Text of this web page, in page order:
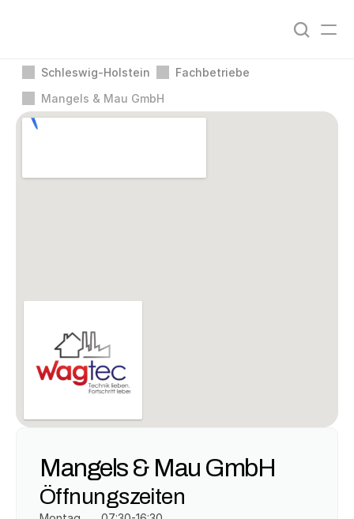
Schleswig-Holstein
Fachbetriebe
Mangels & Mau GmbH
Mangels & Mau GmbH
Öffnungszeiten